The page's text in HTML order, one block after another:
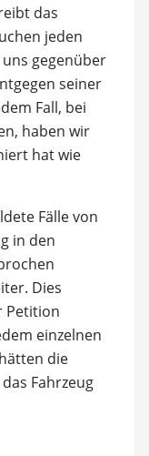
das
jeden
gegenüber
seiner
Fall, bei
haben wir
hat wie
Fälle von
in den
Dies
Petition
einzelnen
die
Fahrzeug